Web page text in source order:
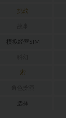
挑战
模拟经营SIM
索
选择